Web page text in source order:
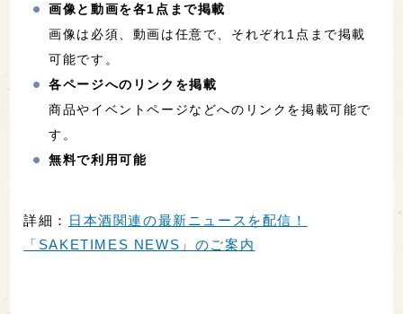
画像と動画を各1点まで掲載
画像は必須、動画は任意で、それぞれ1点まで掲載
可能です。
各ページへのリンクを掲載
商品やイベントページなどへのリンクを掲載可能で
す。
無料で利用可能
詳細： 日本酒関連の最新ニュースを配信！
「SAKETIMES NEWS」のご案内